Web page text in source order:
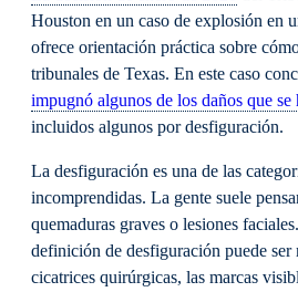
Houston en un caso de explosión en
ofrece orientación práctica sobre
tribunales de Texas. En este caso
impugnó algunos de los daños que
incluidos algunos por desfiguración.
La desfiguración es una de las
incomprendidas. La gente suele
quemaduras graves o lesiones
definición de desfiguración puede ser
cicatrices quirúrgicas, las marcas